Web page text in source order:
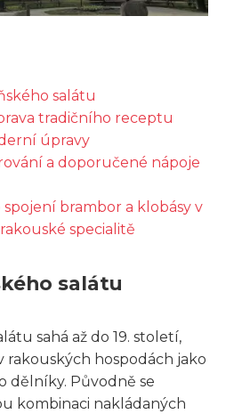
salátu
tradičního receptu
úpravy
a doporučené nápoje
spojení brambor a klobásy v
specialitě
salátu
sahá až do 19. století,
rakouských hospodách jako
dělníky. Původně se
kombinaci nakládaných